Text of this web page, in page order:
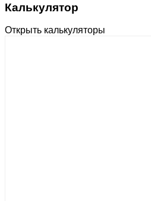
Калькулятор
Открыть калькуляторы